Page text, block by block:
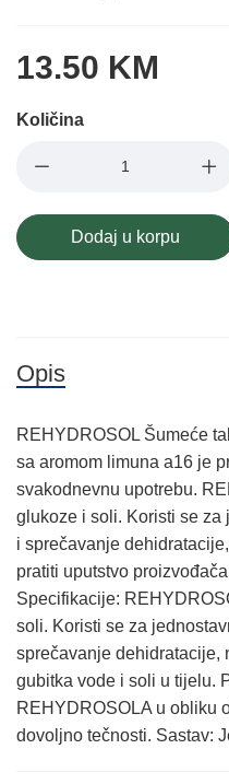
13.50 KM
Količina
Dodaj u korpu
Opis
REHYDROSOL Šumeće
sa aromom limuna a16 je
svakodnevnu upotrebu.
glukoze i soli. Koristi se
i sprečavanje
pratiti uputstvo
Specifikacije:
soli. Koristi se za
sprečavanje dehidratacije,
gubitka vode i soli u tijelu.
REHYDROSOLA u obliku
dovoljno tečnosti. Sastav: